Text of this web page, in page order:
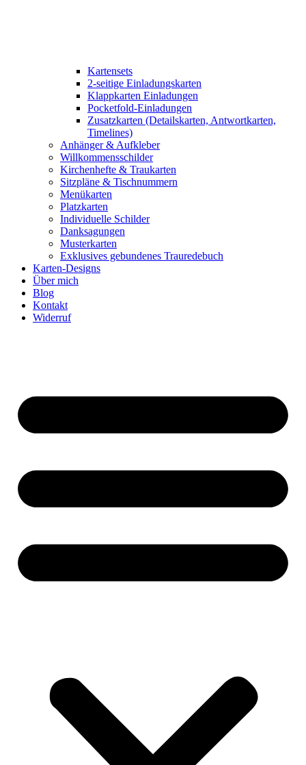
Kartensets
2-seitige Einladungskarten
Klappkarten Einladungen
Pocketfold-Einladungen
Zusatzkarten (Detailskarten, Antwortkarten,
Timelines)
Anhänger & Aufkleber
Willkommensschilder
Kirchenhefte & Traukarten
Sitzpläne & Tischnummern
Menükarten
Platzkarten
Individuelle Schilder
Danksagungen
Musterkarten
Exklusives gebundenes Trauredebuch
Karten-Designs
Über mich
Blog
Kontakt
Widerruf